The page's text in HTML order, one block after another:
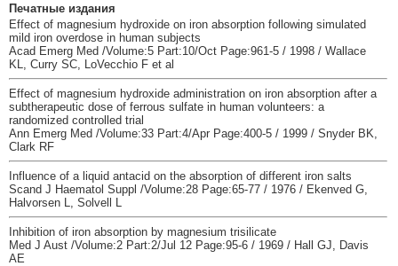
Печатные издания
Effect of magnesium hydroxide on iron absorption following simulated
mild iron overdose in human subjects
Acad Emerg Med /Volume:5 Part:10/Oct Page:961-5 / 1998 / Wallace
KL, Curry SC, LoVecchio F et al
Effect of magnesium hydroxide administration on iron absorption after a
subtherapeutic dose of ferrous sulfate in human volunteers: a
randomized controlled trial
Ann Emerg Med /Volume:33 Part:4/Apr Page:400-5 / 1999 / Snyder BK,
Clark RF
Influence of a liquid antacid on the absorption of different iron salts
Scand J Haematol Suppl /Volume:28 Page:65-77 / 1976 / Ekenved G,
Halvorsen L, Solvell L
Inhibition of iron absorption by magnesium trisilicate
Med J Aust /Volume:2 Part:2/Jul 12 Page:95-6 / 1969 / Hall GJ, Davis
AE